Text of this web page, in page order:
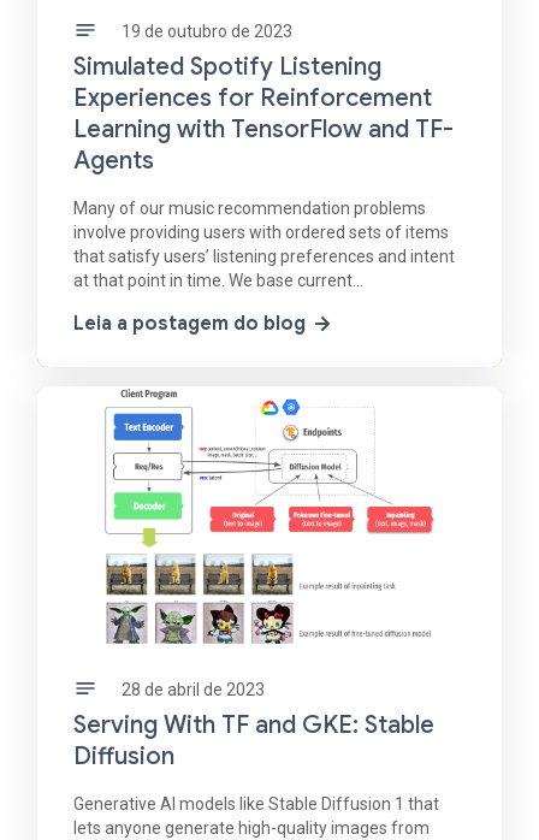
Simulated Spotify Listening
Experiences for Reinforcement
Learning with TensorFlow and TF-
Agents
Many of our music recommendation problems
involve providing users with ordered sets of items
that satisfy users’ listening preferences and intent
at that point in time. We base current
application
19 de outubro de 2023
Leia a postagem do blog
Serving With TF and GKE: Stable
Diffusion
Generative AI models like Stable Diffusion 1 that
lets anyone generate high-quality images from
28 de abril de 2023